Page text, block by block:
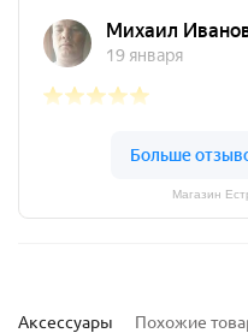
Магазин
Аксессуары Похожие